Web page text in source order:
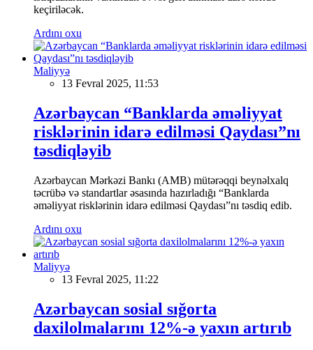
keçiriləcək.
Ardını oxu
Maliyyə
13 Fevral 2025, 11:53
Azərbaycan “Banklarda əməliyyat
risklərinin idarə edilməsi Qaydası”nı
təsdiqləyib
Azərbaycan Mərkəzi Bankı (AMB) mütərəqqi beynəlxalq
təcrübə və standartlar əsasında hazırladığı “Banklarda
əməliyyat risklərinin idarə edilməsi Qaydası”nı təsdiq edib.
Ardını oxu
Maliyyə
13 Fevral 2025, 11:22
Azərbaycan sosial sığorta
daxilolmalarını 12%-ə yaxın artırıb